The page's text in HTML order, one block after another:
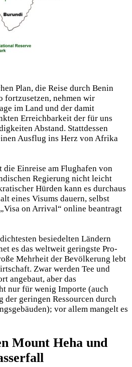
Plan, die Reise durch Benin
fortzusetzen, nehmen wir
im Land und der damit
Erreichbarkeit der für uns
Abstand. Stattdessen
Ausflug ins Herz von Afrika
Einreise am Flughafen von
Regierung nicht leicht
Hürden kann es durchaus
eines Visums dauern, selbst
on Arrival“ online beantragt
besiedelten Ländern
es das weltweit geringste Pro-
Mehrheit der Bevölkerung lebt
Zwar werden Tee und
angebaut, aber das
nur für wenig Importe (auch
der geringen Ressourcen durch
vor allem mangelt es
Mount Heha und